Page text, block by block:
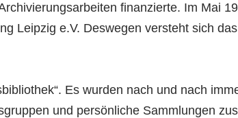
finanzierte. Im Mai
Leipzig e.V. Deswegen versteht sich
Es wurden nach und nach
und persönliche Sammlungen